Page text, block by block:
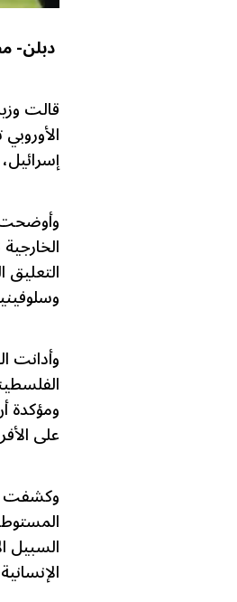
دبلن-
قالت
وأوضحت
التعليق
وأدانت
ومؤكدة
على
وكشفت
السبيل